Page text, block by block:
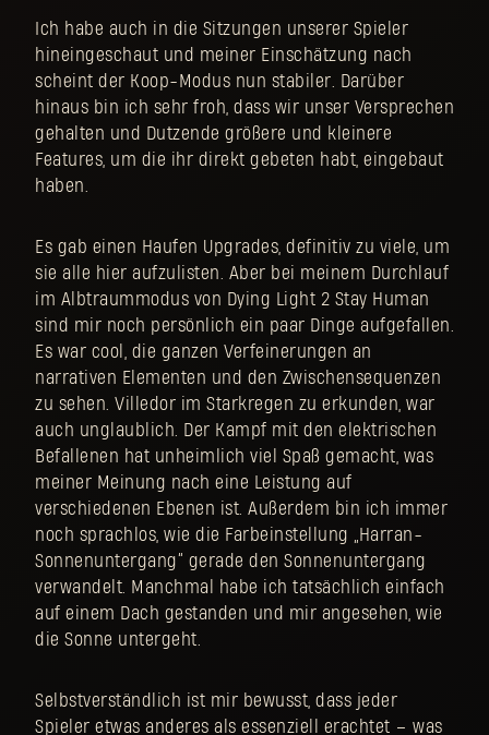
Ich habe auch in die Sitzungen unserer Spieler
hineingeschaut und meiner Einschätzung nach
scheint der Koop-Modus nun stabiler. Darüber
hinaus bin ich sehr froh, dass wir unser Versprechen
gehalten und Dutzende größere und kleinere
Features, um die ihr direkt gebeten habt, eingebaut
haben.
Es gab einen Haufen Upgrades, definitiv zu viele, um
sie alle hier aufzulisten. Aber bei meinem Durchlauf
im Albtraummodus von Dying Light 2 Stay Human
sind mir noch persönlich ein paar Dinge aufgefallen.
Es war cool, die ganzen Verfeinerungen an
narrativen Elementen und den Zwischensequenzen
zu sehen. Villedor im Starkregen zu erkunden, war
auch unglaublich. Der Kampf mit den elektrischen
Befallenen hat unheimlich viel Spaß gemacht, was
meiner Meinung nach eine Leistung auf
verschiedenen Ebenen ist. Außerdem bin ich immer
noch sprachlos, wie die Farbeinstellung „Harran-
Sonnenuntergang“ gerade den Sonnenuntergang
verwandelt. Manchmal habe ich tatsächlich einfach
auf einem Dach gestanden und mir angesehen, wie
die Sonne untergeht.
Selbstverständlich ist mir bewusst, dass jeder
Spieler etwas anderes als essenziell erachtet – was